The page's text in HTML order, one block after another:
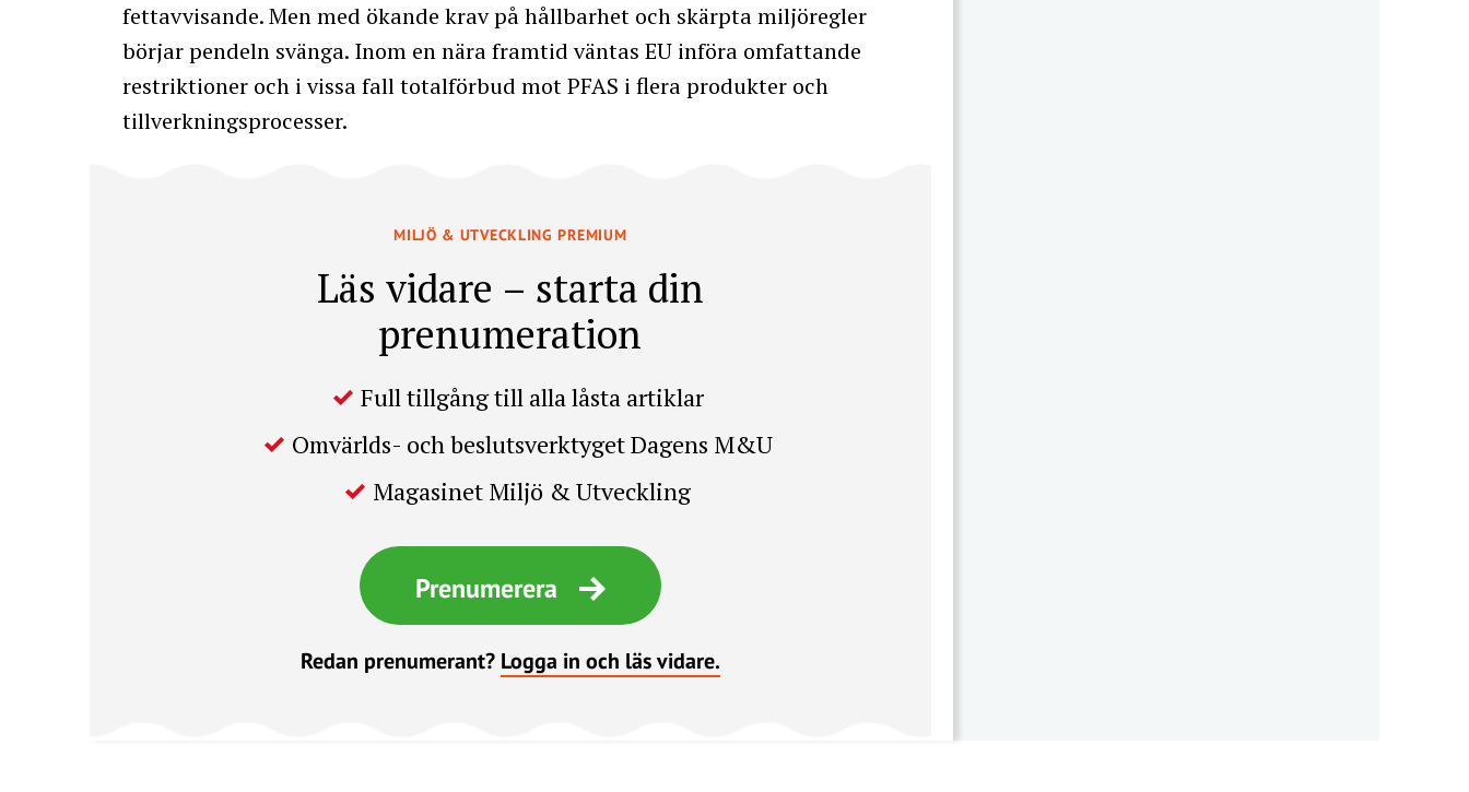
fettavvisande. Men med ökande krav på hållbarhet och skärpta miljöregler
börjar pendeln svänga. Inom en nära framtid väntas EU införa omfattande
restriktioner och i vissa fall totalförbud mot PFAS i flera produkter och
tillverkningsprocesser.
MILJÖ & UTVECKLING PREMIUM
Läs vidare – starta din
prenumeration
Full tillgång till alla låsta artiklar
Omvärlds- och beslutsverktyget Dagens M&U
Magasinet Miljö & Utveckling
Prenumerera
Redan prenumerant? Logga in och läs vidare.